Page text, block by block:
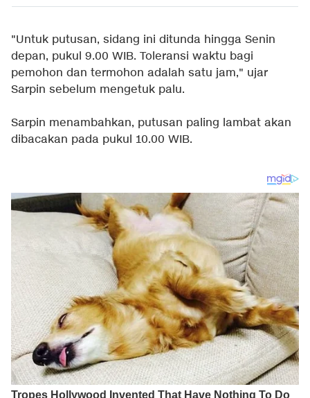
"Untuk putusan, sidang ini ditunda hingga Senin
depan, pukul 9.00 WIB. Toleransi waktu bagi
pemohon dan termohon adalah satu jam," ujar
Sarpin sebelum mengetuk palu.
Sarpin menambahkan, putusan paling lambat akan
dibacakan pada pukul 10.00 WIB.